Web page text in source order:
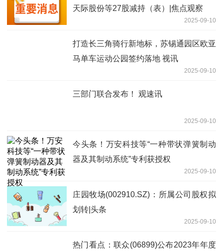
天际股份等27股减持（表）|焦点观察
2025-09-10
打造长三角骑行新地标，苏锡通园区欧亚
马单车运动公园签约落地 视讯
2025-09-10
三部门联合发布！ 观速讯
2025-09-10
今头条！万安科技等“一种带状弹簧制动
器及其制动系统”专利获授权
2025-09-10
庄园牧场(002910.SZ)：所属公司股权拟
划转|头条
2025-09-10
热门看点：联众(06899)公布2023年年度